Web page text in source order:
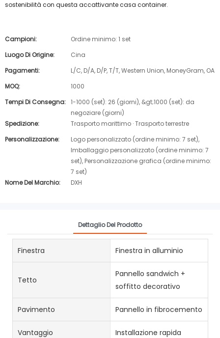
sostenibilità con questa accattivante casa container.
Campioni:
Ordine minimo: 1 set
Luogo Di Origine:
Cina
Pagamenti:
L/C, D/A, D/P, T/T, Western Union, MoneyGram, OA
MOQ:
1000
Tempi Di Consegna: 1-1000 (set): 26 (giorni), &gt;1000 (set): da
negoziare (giorni)
Spedizione:
Trasporto marittimo · Trasporto terrestre
Personalizzazione:
Logo personalizzato (ordine minimo: 7 set),
Imballaggio personalizzato (ordine minimo: 7
set), Personalizzazione grafica (ordine minimo:
7 set)
Nome Del Marchio:
DXH
Dettaglio Del Prodotto
Finestra Finestra in alluminio
Tetto
Pannello sandwich +
soffitto decorativo
Pavimento Pannello in fibrocemento
Vantaggio Installazione rapida